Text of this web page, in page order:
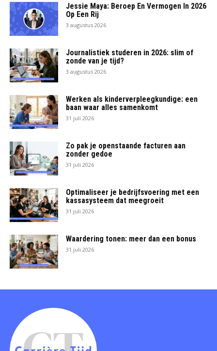
Jessie Maya: Beroep En Vermogen In 2026
Op Een Rij
3 augustus 2026
Journalistiek studeren in 2026: slim of
zonde van je tijd?
3 augustus 2026
Werken als kinderverpleegkundige: een
baan waar alles samenkomt
31 juli 2026
Zo pak je openstaande facturen aan
zonder gedoe
31 juli 2026
Optimaliseer je bedrijfsvoering met een
kassasysteem dat meegroeit
31 juli 2026
Waardering tonen: meer dan een bonus
31 juli 2026